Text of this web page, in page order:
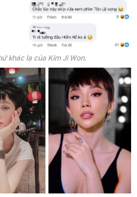
khác lạ của Kim Ji Won.